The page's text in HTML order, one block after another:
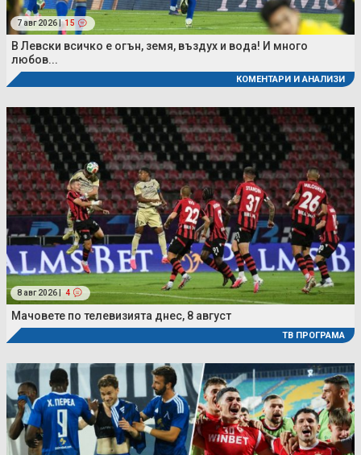
7 авг 2026 | 15
В Левски всичко е огън, земя, въздух и вода! И много
любов...
КОМЕНТАРИ И АНАЛИЗИ
8 авг 2026 | 4
Мачовете по телевизията днес, 8 август
ТВ ПРОГРАМА